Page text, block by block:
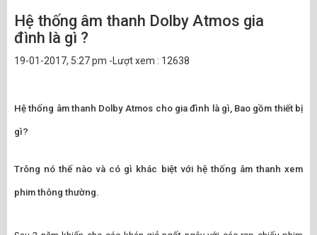
Hệ thống âm thanh Dolby Atmos gia
đình là gì ?
19-01-2017, 5:27 pm -Lượt xem : 12638
Hệ thống âm thanh Dolby Atmos cho gia đình là gì, Bao gồm thiết bị
gì?
Trông nó thế nào và có gì khác biệt với hệ thống âm thanh xem
phim thông thường.